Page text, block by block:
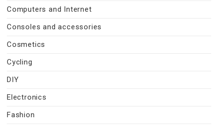
Computers and Internet
Consoles and accessories
Cosmetics
Cycling
DIY
Electronics
Fashion